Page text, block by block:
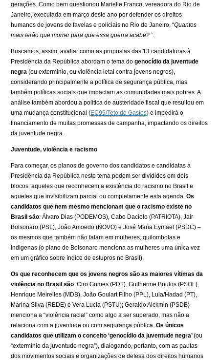
gerações. Como bem questionou Marielle Franco, vereadora do Rio de
Janeiro, executada em março deste ano por defender os direitos
humanos de jovens de favelas e policiais no Rio de Janeiro, “Quantos
mais terão que morrer para que essa guerra acabe? ”.
Buscamos, assim, avaliar como as propostas das 13 candidaturas à
Presidência da República abordam o tema dogenocídio da juventude
negra (ou extermínio, ou violência letal contra jovens negros),
considerando principalmente a política de segurança pública, mas
também políticas sociais que impactam as comunidades mais pobres. A
análise também abordou a política de austeridade fiscal que resultou em
uma mudança constitucional (EC95/Teto de Gastos) e impedirá o
financiamento de muitas promessas de campanha, impactando os direitos
da juventude negra.
Juventude, violência e racismo
Para começar, os planos de governo dos candidatos e candidatas à
Presidência da República neste tema podem ser divididos em dois
blocos: aqueles que reconhecem a existência do racismo no Brasil e
aqueles que invisibilizam parcial ou completamente esta agenda.Os
candidatos que nem mesmo mencionam que o racismo existe no
Brasil são: Álvaro Dias (PODEMOS), Cabo Daciolo (PATRIOTA), Jair
Bolsonaro (PSL), João Amoedo (NOVO) e José Maria Eymael (PSDC) –
os mesmos que também não falam em mulheres, quilombolas e
indígenas (o plano de Bolsonaro menciona as mulheres uma única vez
em um gráfico sobre índice de estupros no Brasil).
Os que reconhecem que os jovens negros são as maiores vítimas da
violência no Brasil são: Ciro Gomes (PDT), Guilherme Boulos (PSOL),
Henrique Meirelles (MDB), João Goulart Filho (PPL), Lula/Hadad (PT),
Marina Silva (REDE) e Vera Lucia (PSTU); Geraldo Alckmin (PSDB)
menciona a “violência racial” como algo a ser superado, mas não a
relaciona com a juventude ou com segurança pública.Os únicos
candidatos que utilizam o conceito ‘genocídio da juventude negra’(ou
“extermínio da juventude negra”), dialogando, portanto, com as pautas
dos movimentos sociais e organizações de defesa dos direitos humanos